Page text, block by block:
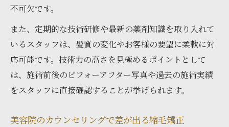
不可欠です。
また、定期的な技術研修や最新の薬剤知識を取り入れて
いるスタッフは、髪質の変化やお客様の要望に柔軟に対
応可能です。技術力の高さを見極めるポイントとして
は、施術前後のビフォーアフター写真や過去の施術実績
をスタッフに直接確認することが挙げられます。
美容院のカウンセリングで差が出る縮毛矯正